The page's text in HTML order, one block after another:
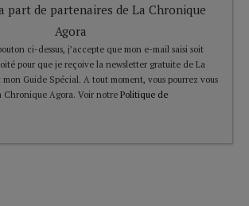
part de partenaires de La Chronique
Agora
ci-dessus, j’accepte que mon e-mail saisi soit
pour que je reçoive la newsletter gratuite de La
Guide Spécial. A tout moment, vous pourrez vous
Chronique Agora. Voir notre Politique de